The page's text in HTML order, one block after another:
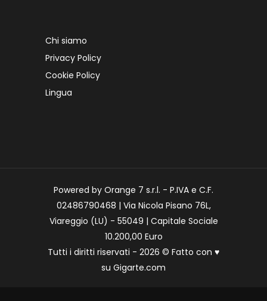
Chi siamo
Privacy Policy
Cookie Policy
Lingua
Powered by Orange 7 s.r.l. - P.IVA e C.F.
02486790468 | Via Nicola Pisano 76L,
Viareggio (LU) - 55049 | Capitale Sociale
10.200,00 Euro
Tutti i diritti riservati - 2026 © Fatto con ♥
su Gigarte.com